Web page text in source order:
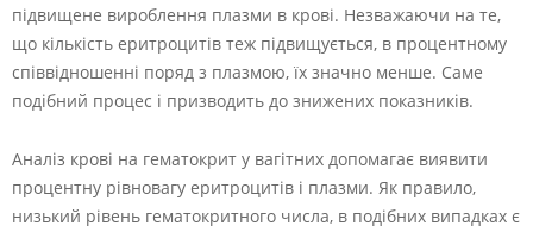
підвищене вироблення плазми в крові. Незважаючи на те,
що кількість еритроцитів теж підвищується, в процентному
співвідношенні поряд з плазмою, їх значно менше. Саме
подібний процес і призводить до знижених показників.
Аналіз крові на гематокрит у вагітних допомагає виявити
процентну рівновагу еритроцитів і плазми. Як правило,
низький рівень гематокритного числа, в подібних випадках є